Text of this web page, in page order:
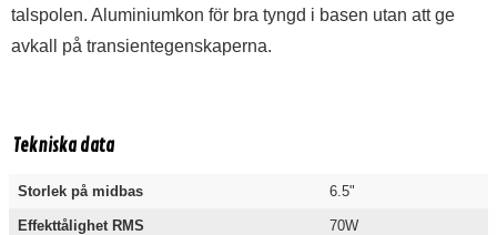
talspolen. Aluminiumkon för bra tyngd i basen utan att ge
avkall på transientegenskaperna.
Tekniska data
Storlek på midbas 6.5"
Effekttålighet RMS 70W